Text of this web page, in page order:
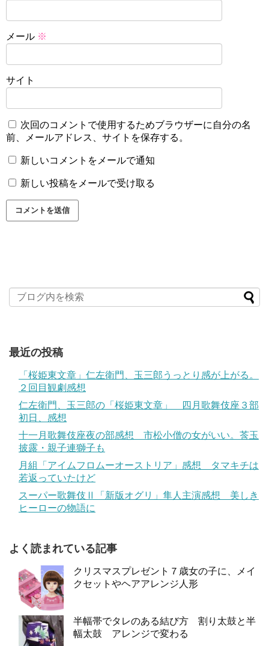
メール ※
サイト
次回のコメントで使用するためブラウザーに自分の名
前、メールアドレス、サイトを保存する。
新しいコメントをメールで通知
新しい投稿をメールで受け取る
最近の投稿
「桜姫東文章」仁左衛門、玉三郎うっとり感が上がる。
２回目観劇感想
仁左衛門、玉三郎の「桜姫東文章」 四月歌舞伎座３部
初日、感想
十一月歌舞伎座夜の部感想 市松小僧の女がいい。莟玉
披露・親子連獅子も
月組「アイムフロムーオーストリア」感想 タマキチは
若返っていたけど
スーパー歌舞伎Ⅱ「新版オグリ」隼人主演感想 美しき
ヒーローの物語に
よく読まれている記事
クリスマスプレゼント７歳女の子に、メイ
クセットやヘアアレンジ人形
半幅帯でタレのある結び方 割り太鼓と半
幅太鼓 アレンジで変わる